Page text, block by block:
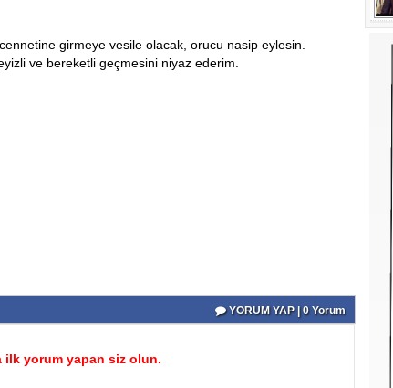
girmeye vesile olacak, orucu nasip eylesin.
ve bereketli geçmesini niyaz ederim.
YORUM YAP | 0 Yorum
ilk yorum yapan siz olun.